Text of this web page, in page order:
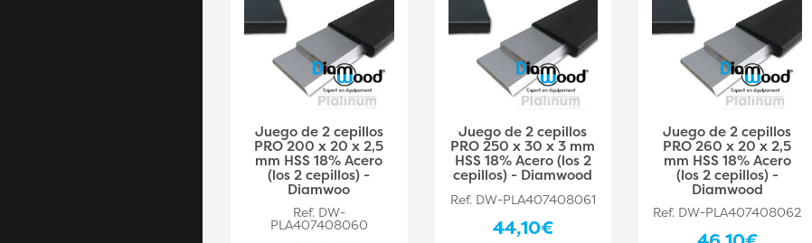
Juego de 2 cepillos
PRO 200 x 20 x 2,5
mm HSS 18% Acero
(los 2 cepillos) -
Diamwoo
Ref. DW-
PLA407408060
Juego de 2 cepillos
PRO 250 x 30 x 3 mm
HSS 18% Acero (los 2
cepillos) - Diamwood
Ref. DW-PLA407408061
44,10€
Juego de 2 cepillos
PRO 260 x 20 x 2,5
mm HSS 18% Acero
(los 2 cepillos) -
Diamwood
Ref. DW-PLA407408062